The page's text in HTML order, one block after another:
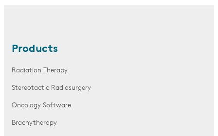
Products
Radiation Therapy
Stereotactic Radiosurgery
Oncology Software
Brachytherapy